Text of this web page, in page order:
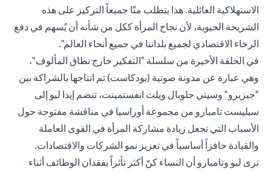
الاستهلاكية العائلية. هذا يتطلب منّا جميعاً التركيز على هذه
الشريحة الحيوية، لأن نجاح المرأة ككل من شأنه أن يُسهم في دفع
الرخاء الاقتصادي لجميع بلداننا في جميع أنحاء العالم".
في الحلقة الأخيرة من سلسلة "التفكير خارج نطاق المألوف"،
وهي عبارة عن مدونة صوتية (بودكاست) تم انتاجها بالشراكة بين
"جيزيرو" وسيتي جلوبال ويلث انفستمينت، تنضم إيدا ليو إلى
سيليست تامبارو من مجموعة أوراسيا في مناقشة مفتوحة حول
الأسباب التي تجعل زيادة مشاركة المرأة في القوى العاملة
والقيادة حافزاً أساسياً في تعزيز نمو الشركات والاقتصادات.
ترى ليو وتامبارو أن النساء كنّ أكثر تأثراً بفقدان الوظائف أثناء